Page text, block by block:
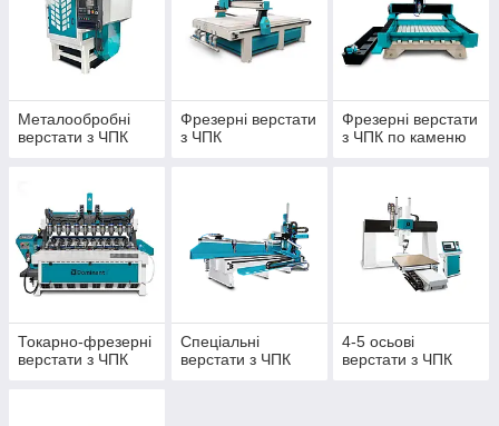
Металообробні
верстати з ЧПК
Фрезерні верстати
з ЧПК
Фрезерні верстати
з ЧПК по каменю
Токарно-фрезерні
верстати з ЧПК
Спеціальні
верстати з ЧПК
4-5 осьові
верстати з ЧПК